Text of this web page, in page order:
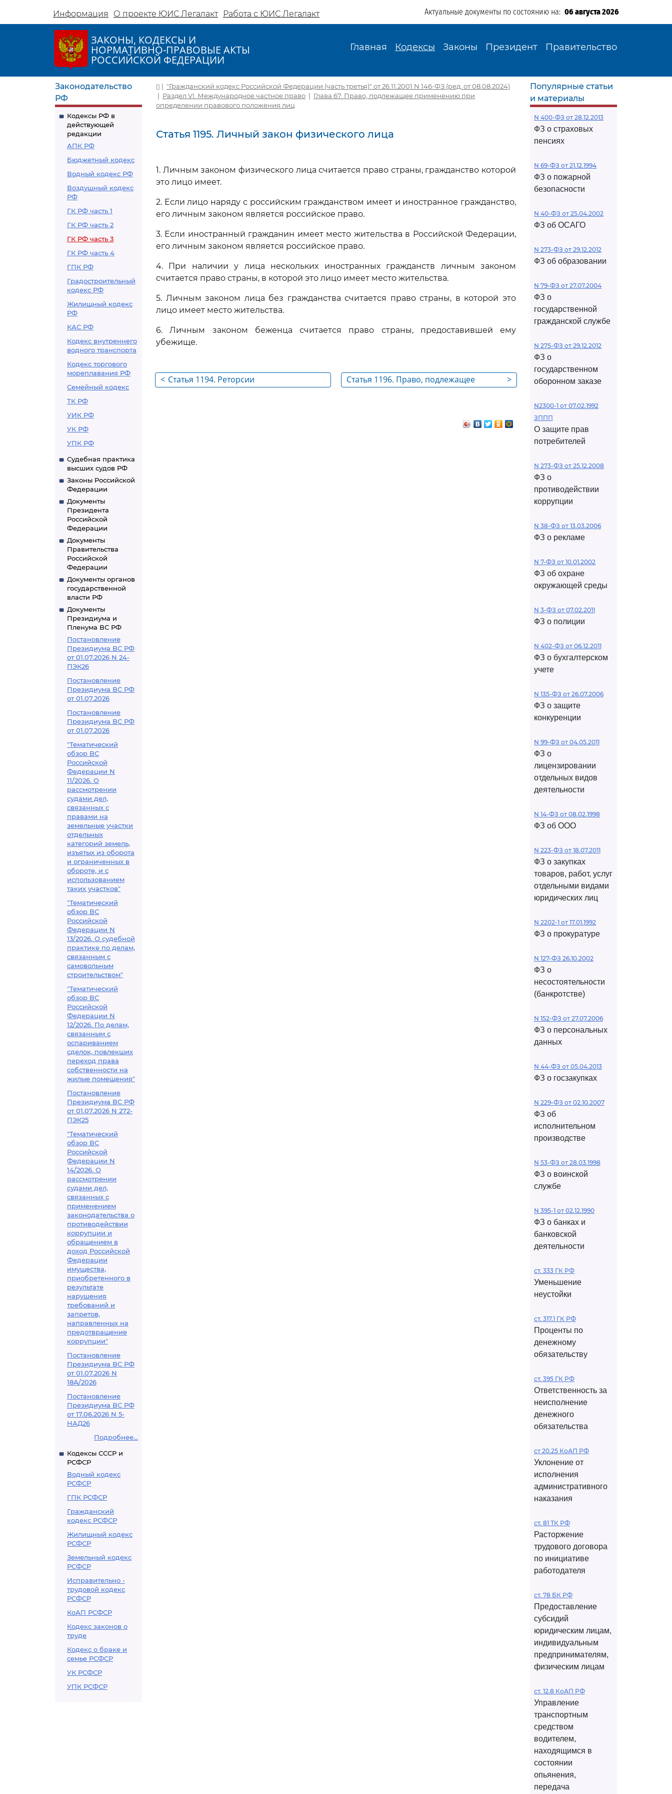
Информация О проекте ЮИС Легалакт Работа с ЮИС Легалакт Актуальные документы по состоянию на: 06 августа 2026
ЗАКОНЫ, КОДЕКСЫ И
НОРМАТИВНО-ПРАВОВЫЕ АКТЫ
РОССИЙСКОЙ ФЕДЕРАЦИИ
Главная Кодексы Законы Президент Правительство
Законодательство
РФ
Кодексы РФ в
действующей
редакции
АПК РФ
Бюджетный кодекс
Водный кодекс РФ
Воздушный кодекс
РФ
ГК РФ часть 1
ГК РФ часть 2
ГК РФ часть 3
ГК РФ часть 4
ГПК РФ
Градостроительный
кодекс РФ
Жилищный кодекс
РФ
КАС РФ
Кодекс внутреннего
водного транспорта
Кодекс торгового
мореплавания РФ
Семейный кодекс
ТК РФ
УИК РФ
УК РФ
УПК РФ
Судебная практика
высших судов РФ
Законы Российской
Федерации
Документы
Президента
Российской
Федерации
Документы
Правительства
Российской
Федерации
Документы органов
государственной
власти РФ
Документы
Президиума и
Пленума ВС РФ
Постановление
Президиума ВС РФ
от 01.07.2026 N 24-
ПЭК26
Постановление
Президиума ВС РФ
от 01.07.2026
Постановление
Президиума ВС РФ
от 01.07.2026
"Тематический
обзор ВС
Российской
Федерации N
11/2026. О
рассмотрении
судами дел,
связанных с
правами на
земельные участки
отдельных
категорий земель,
изъятых из оборота
и ограниченных в
обороте, и с
использованием
таких участков"
"Тематический
обзор ВС
Российской
Федерации N
13/2026. О судебной
практике по делам,
связанным с
самовольным
строительством"
"Тематический
обзор ВС
Российской
Федерации N
12/2026. По делам,
связанным с
оспариванием
сделок, повлекших
переход права
собственности на
жилые помещения"
Постановление
Президиума ВС РФ
от 01.07.2026 N 272-
ПЭК25
"Тематический
обзор ВС
Российской
Федерации N
14/2026. О
рассмотрении
судами дел,
связанных с
применением
законодательства о
противодействии
коррупции и
обращением в
доход Российской
Федерации
имущества,
приобретенного в
результате
нарушения
требований и
запретов,
направленных на
предотвращение
коррупции"
Постановление
Президиума ВС РФ
от 01.07.2026 N
18А/2026
Постановление
Президиума ВС РФ
от 17.06.2026 N 5-
НАД26
Подробнее...
Кодексы СССР и
РСФСР
Водный кодекс
РСФСР
ГПК РСФСР
Гражданский
кодекс РСФСР
Жилищный кодекс
РСФСР
Земельный кодекс
РСФСР
Исправительно -
трудовой кодекс
РСФСР
КоАП РСФСР
Кодекс законов о
труде
Кодекс о браке и
семье РСФСР
УК РСФСР
УПК РСФСР
| "Гражданский кодекс Российской Федерации (часть третья)" от 26.11.2001 N 146-ФЗ (ред. от 08.08.2024)
| Раздел VI. Международное частное право | Глава 67. Право, подлежащее применению при
определении правового положения лиц
Статья 1195. Личный закон физического лица
1. Личным законом физического лица считается право страны, гражданство которой
это лицо имеет.
2. Если лицо наряду с российским гражданством имеет и иностранное гражданство,
его личным законом является российское право.
3. Если иностранный гражданин имеет место жительства в Российской Федерации,
его личным законом является российское право.
4. При наличии у лица нескольких иностранных гражданств личным законом
считается право страны, в которой это лицо имеет место жительства.
5. Личным законом лица без гражданства считается право страны, в которой это
лицо имеет место жительства.
6. Личным законом беженца считается право страны, предоставившей ему
убежище.
< Статья 1194. Реторсии >
Статья 1196. Право, подлежащее
Популярные статьи
и материалы
N 400-ФЗ от 28.12.2013
ФЗ о страховых
пенсиях
N 69-ФЗ от 21.12.1994
ФЗ о пожарной
безопасности
N 40-ФЗ от 25.04.2002
ФЗ об ОСАГО
N 273-ФЗ от 29.12.2012
ФЗ об образовании
N 79-ФЗ от 27.07.2004
ФЗ о
государственной
гражданской службе
N 275-ФЗ от 29.12.2012
ФЗ о
государственном
оборонном заказе
N2300-1 от 07.02.1992
ЗППП
О защите прав
потребителей
N 273-ФЗ от 25.12.2008
ФЗ о
противодействии
коррупции
N 38-ФЗ от 13.03.2006
ФЗ о рекламе
N 7-ФЗ от 10.01.2002
ФЗ об охране
окружающей среды
N 3-ФЗ от 07.02.2011
ФЗ о полиции
N 402-ФЗ от 06.12.2011
ФЗ о бухгалтерском
учете
N 135-ФЗ от 26.07.2006
ФЗ о защите
конкуренции
N 99-ФЗ от 04.05.2011
ФЗ о
лицензировании
отдельных видов
деятельности
N 14-ФЗ от 08.02.1998
ФЗ об ООО
N 223-ФЗ от 18.07.2011
ФЗ о закупках
товаров, работ, услуг
отдельными видами
юридических лиц
N 2202-1 от 17.01.1992
ФЗ о прокуратуре
N 127-ФЗ 26.10.2002
ФЗ о
несостоятельности
(банкротстве)
N 152-ФЗ от 27.07.2006
ФЗ о персональных
данных
N 44-ФЗ от 05.04.2013
ФЗ о госзакупках
N 229-ФЗ от 02.10.2007
ФЗ об
исполнительном
производстве
N 53-ФЗ от 28.03.1998
ФЗ о воинской
службе
N 395-1 от 02.12.1990
ФЗ о банках и
банковской
деятельности
ст. 333 ГК РФ
Уменьшение
неустойки
ст. 317.1 ГК РФ
Проценты по
денежному
обязательству
ст. 395 ГК РФ
Ответственность за
неисполнение
денежного
обязательства
ст 20.25 КоАП РФ
Уклонение от
исполнения
административного
наказания
ст. 81 ТК РФ
Расторжение
трудового договора
по инициативе
работодателя
ст. 78 БК РФ
Предоставление
субсидий
юридическим лицам,
индивидуальным
предпринимателям,
физическим лицам
ст. 12.8 КоАП РФ
Управление
транспортным
средством
водителем,
находящимся в
состоянии
опьянения,
передача